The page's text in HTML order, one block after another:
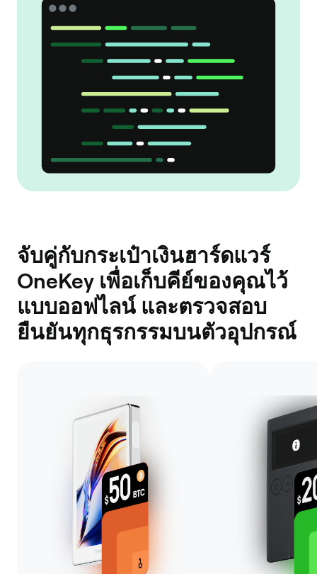
จับคู่กับกระเป๋าเงินฮาร์ดแวร์
OneKey เพื่อเก็บคีย์ของคุณไว้
แบบออฟไลน์ และตรวจสอบ
ยืนยันทุกธุรกรรมบนตัวอุปกรณ์